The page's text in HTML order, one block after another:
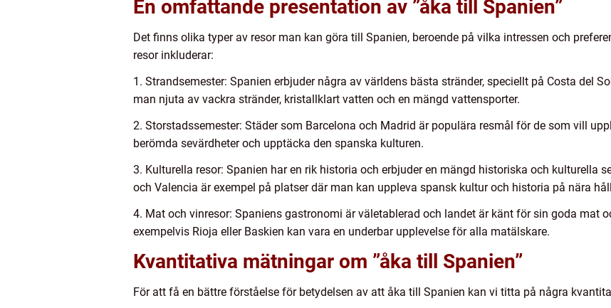
En omfattande presentation av ”åka till Spanien”
Det finns olika typer av resor man kan göra till Spanien, beroende på vilka intressen och
resor inkluderar:
1. Strandsemester: Spanien erbjuder några av världens bästa stränder, speciellt på Costa del
man njuta av vackra stränder, kristallklart vatten och en mängd vattensporter.
2. Storstadssemester: Städer som Barcelona och Madrid är populära resmål för de som vill
berömda sevärdheter och upptäcka den spanska kulturen.
3. Kulturella resor: Spanien har en rik historia och erbjuder en mängd historiska och kulturella
och Valencia är exempel på platser där man kan uppleva spansk kultur och historia på nära
4. Mat och vinresor: Spaniens gastronomi är väletablerad och landet är känt för sin goda mat
exempelvis Rioja eller Baskien kan vara en underbar upplevelse för alla matälskare.
Kvantitativa mätningar om ”åka till Spanien”
För att få en bättre förståelse för betydelsen av att åka till Spanien kan vi titta på några